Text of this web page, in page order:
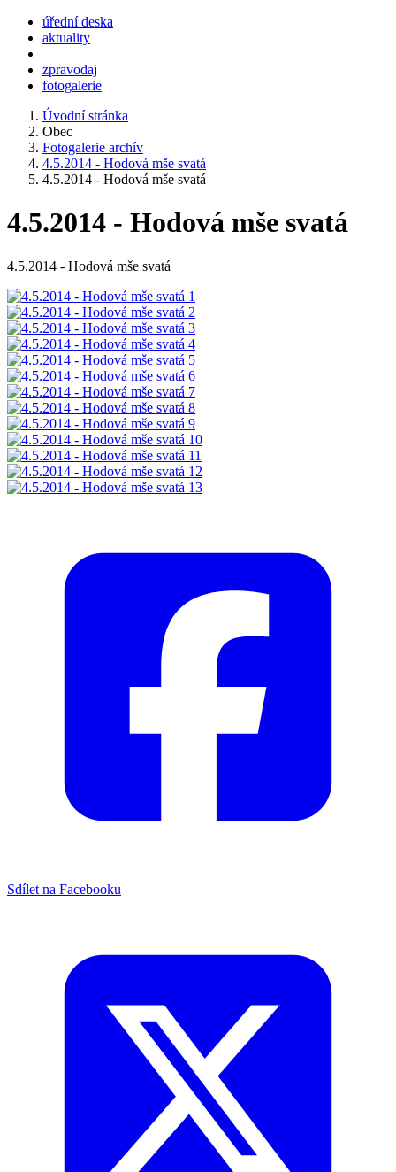
úřední deska
aktuality
zpravodaj
fotogalerie
Úvodní stránka
Obec
Fotogalerie archív
4.5.2014 - Hodová mše svatá
4.5.2014 - Hodová mše svatá
4.5.2014 - Hodová mše svatá
4.5.2014 - Hodová mše svatá
Sdílet na Facebooku